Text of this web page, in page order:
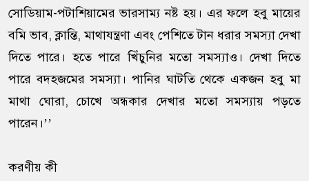
সোডিয়াম-পটাশিয়ামের ভারসাম্য নষ্ট হয়। এর ফলে হবু মায়ের
বমি ভাব, ক্লান্তি, মাথাযন্ত্রণা এবং পেশিতে টান ধরার সমস্যা দেখা
দিতে পারে। হতে পারে খিঁচুনির মতো সমস্যাও। দেখা দিতে
পারে বদহজমের সমস্যা। পানির ঘাটতি থেকে একজন হবু মা
মাথা ঘোরা, চোখে অন্ধকার দেখার মতো সমস্যায় পড়তে
পারেন।’’
করণীয় কী